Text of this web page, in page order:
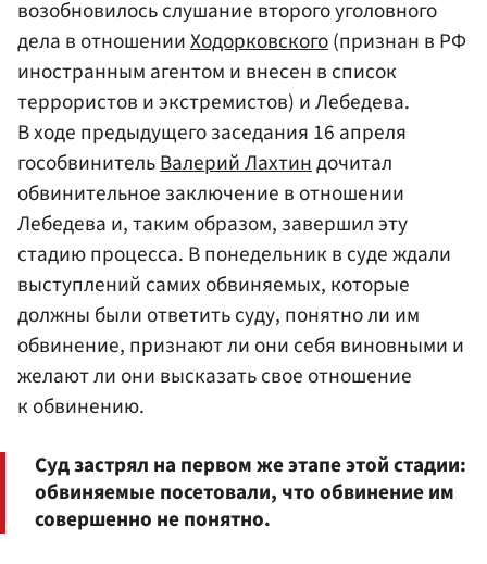
возобновилось слушание второго уголовного
дела в отношенииХодорковского(признан в РФ
иностранным агентом и внесен в список
террористов и экстремистов) и Лебедева.
В ходе предыдущего заседания 16 апреля
гособвинительВалерий Лахтиндочитал
обвинительное заключение в отношении
Лебедева и, таким образом, завершил эту
стадию процесса. В понедельник в суде ждали
выступлений самих обвиняемых, которые
должны были ответить суду, понятно ли им
обвинение, признают ли они себя виновными и
желают ли они высказать свое отношение
к обвинению.
Суд застрял на первом же этапе этой стадии:
обвиняемые посетовали, что обвинение им
совершенно не понятно.